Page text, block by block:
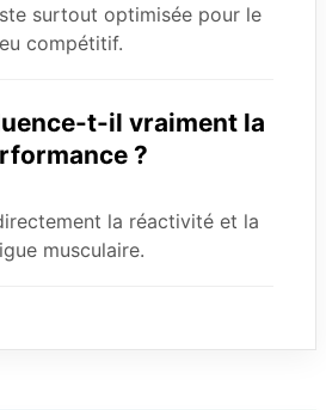
surtout optimisée pour le
compétitif.
t-il vraiment la
?
la réactivité et la
musculaire.